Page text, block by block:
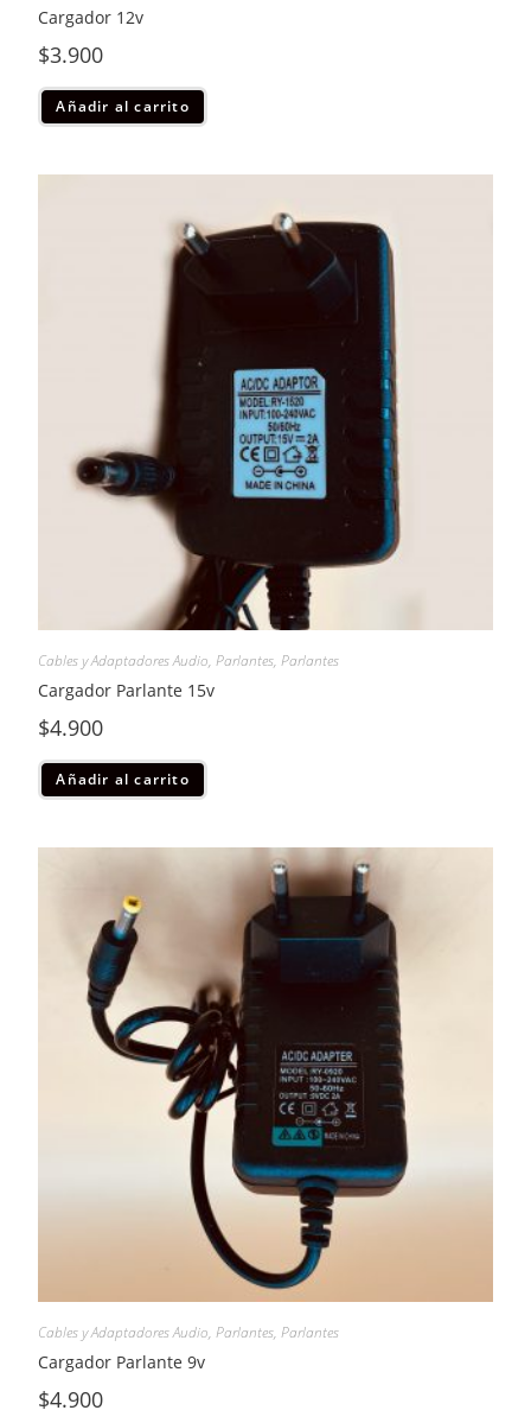
Cargador 12v
$3.900
Añadir al carrito
Cables y Adaptadores Audio,Parlantes,Parlantes
Cargador Parlante 15v
$4.900
Añadir al carrito
Cables y Adaptadores Audio,Parlantes,Parlantes
Cargador Parlante 9v
$4.900